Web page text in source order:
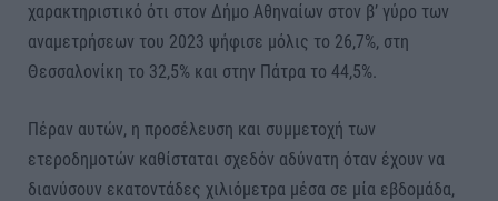
χαρακτηριστικό ότι στον Δήμο Αθηναίων στον β’ γύρο των
αναμετρήσεων του 2023 ψήφισε μόλις το 26,7%, στη
Θεσσαλονίκη το 32,5% και στην Πάτρα το 44,5%.
Πέραν αυτών, η προσέλευση και συμμετοχή των
ετεροδημοτών καθίσταται σχεδόν αδύνατη όταν έχουν να
διανύσουν εκατοντάδες χιλιόμετρα μέσα σε μία εβδομάδα,